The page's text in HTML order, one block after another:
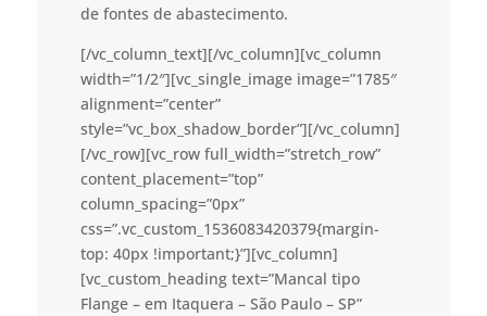
de fontes de abastecimento.
[/vc_column_text][/vc_column][vc_column
width=”1/2″][vc_single_image image=”1785″
alignment=”center”
style=”vc_box_shadow_border”][/vc_column]
[/vc_row][vc_row full_width=”stretch_row”
content_placement=”top”
column_spacing=”0px”
css=”.vc_custom_1536083420379{margin-
top: 40px !important;}”][vc_column]
[vc_custom_heading text=”Mancal tipo
Flange – em Itaquera – São Paulo – SP”